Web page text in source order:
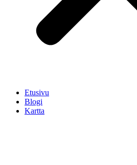
Etusivu
Blogi
Kartta